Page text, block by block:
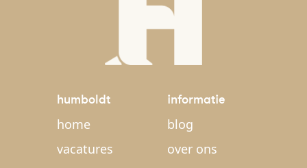
humboldt
home
vacatures
informatie
blog
over ons